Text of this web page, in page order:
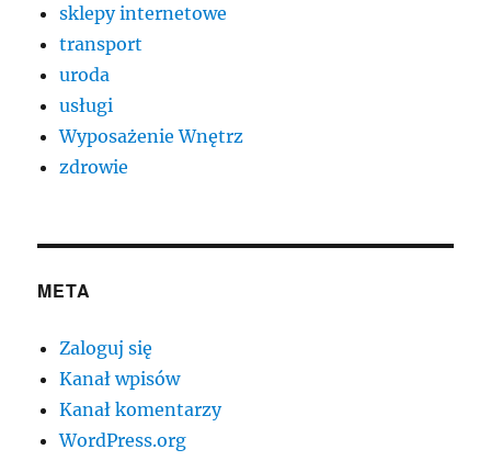
sklepy internetowe
transport
uroda
usługi
Wyposażenie Wnętrz
zdrowie
META
Zaloguj się
Kanał wpisów
Kanał komentarzy
WordPress.org